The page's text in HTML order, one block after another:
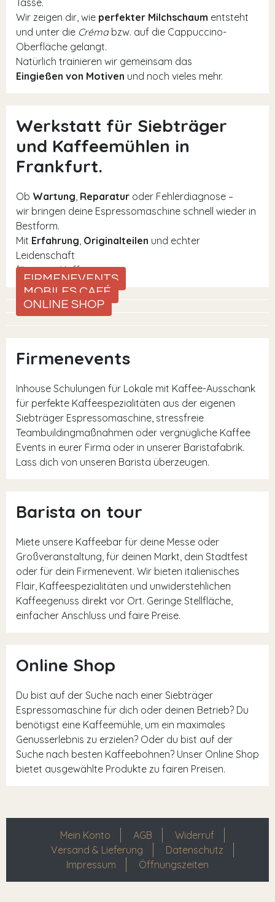
Tasse.
Wir zeigen dir, wie perfekter Milchschaum entsteht
und unter die Crémabzw. auf die Cappuccino-
Oberfläche gelangt.
Natürlich trainieren wir gemeinsam das
Eingießen von Motiven und noch vieles mehr.
Werkstatt für Siebträger
und Kaffeemühlen in
Frankfurt.
Ob Wartung, Reparatur oder Fehlerdiagnose –
wir bringen deine Espressomaschine schnell wieder in
Bestform.
Mit Erfahrung, Originalteilen und echter
Leidenschaft
für guten Kaffee.
FIRMENEVENTS
MOBILES CAFÉ
ONLINE SHOP
Firmenevents
Inhouse Schulungen für Lokale mit Kaffee-Ausschank
für perfekte Kaffeespezialitäten aus der eigenen
Siebträger Espressomaschine, stressfreie
Teambuildingmaßnahmen oder vergnügliche Kaffee
Events in eurer Firma oder in unserer Baristafabrik.
Lass dich von unseren Barista überzeugen.
Barista on tour
Miete unsere Kaffeebar für deine Messe oder
Großveranstaltung, für deinen Markt, dein Stadtfest
oder für dein Firmenevent. Wir bieten italienisches
Flair, Kaffeespezialitäten und unwiderstehlichen
Kaffeegenuss direkt vor Ort. Geringe Stellfläche,
einfacher Anschluss und faire Preise.
Online Shop
Du bist auf der Suche nach einer Siebträger
Espressomaschine für dich oder deinen Betrieb? Du
benötigst eine Kaffeemühle, um ein maximales
Genusserlebnis zu erzielen? Oder du bist auf der
Suche nach besten Kaffeebohnen? Unser Online Shop
bietet ausgewählte Produkte zu fairen Preisen.
Mein Konto AGB
Widerruf
Versand & Lieferung
Datenschutz
Impressum
Öffnungszeiten